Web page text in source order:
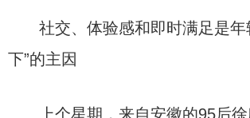
社交、体验感和即时满足是年
下”的主因
上个星期，来自安徽的95后